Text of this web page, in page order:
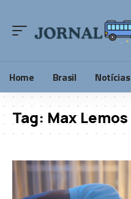
Home Brasil Notícias
Tag: Max Lemos